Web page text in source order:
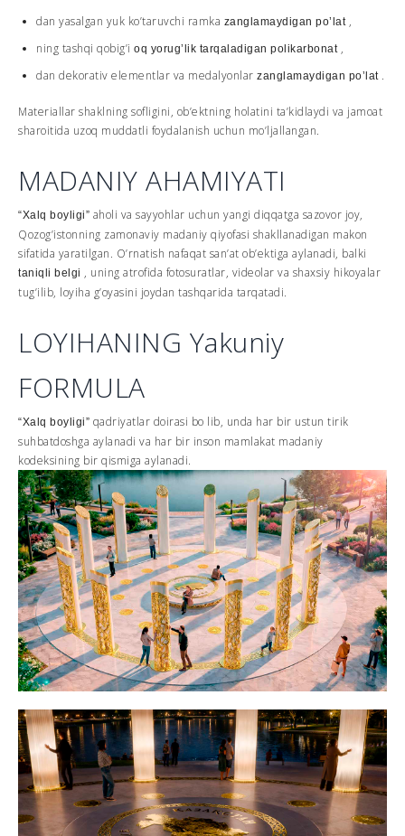
dan yasalgan yuk ko’taruvchi ramka zanglamaydigan po’lat ,
ning tashqi qobig’i oq yorug’lik tarqaladigan polikarbonat ,
dan dekorativ elementlar va medalyonlar zanglamaydigan po’lat .
Materiallar shaklning sofligini, ob’ektning holatini ta’kidlaydi va jamoat
sharoitida uzoq muddatli foydalanish uchun mo’ljallangan.
MADANIY AHAMIYATI
“Xalq boyligi” aholi va sayyohlar uchun yangi diqqatga sazovor joy,
Qozog’istonning zamonaviy madaniy qiyofasi shakllanadigan makon
sifatida yaratilgan. O’rnatish nafaqat san’at ob’ektiga aylanadi, balki
taniqli belgi , uning atrofida fotosuratlar, videolar va shaxsiy hikoyalar
tug’ilib, loyiha g’oyasini joydan tashqarida tarqatadi.
LOYIHANING Yakuniy
FORMULA
“Xalq boyligi” qadriyatlar doirasi bo lib, unda har bir ustun tirik
suhbatdoshga aylanadi va har bir inson mamlakat madaniy
kodeksining bir qismiga aylanadi.